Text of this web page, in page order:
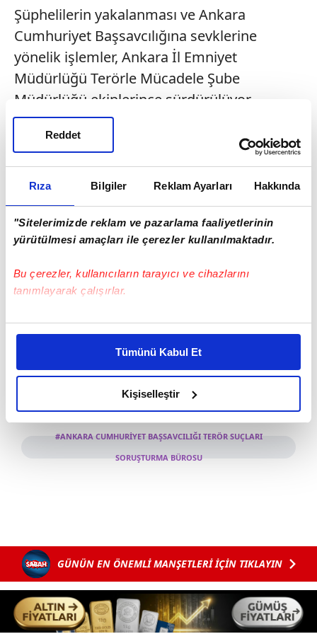
Rıza Bilgiler Reklam Ayarları Hakkında
"Sitelerimizde reklam ve pazarlama faaliyetlerinin
yürütülmesi amaçları ile çerezler kullanılmaktadır.
Bu çerezler, kullanıcıların tarayıcı ve cihazlarını
tanımlayarak çalışırlar.
Bu çerezlere izin vermeniz halinde sizlere özel
daha iyi reklam deneyimi yaşatabiliriz. Bunu yaparken
amacımızın size daha iyi bir reklam deneyimi sunmak
olduğunu ve sizlere en iyi içerikleri sunabilmek adına
elimizden gelen çabayı gösterdiğimizi ve bu noktada,
reklamların maliyetlerimizi karşılamak noktasında tek gelir
kalemimiz olduğunu sizlere hatırlatmak isteriz.
Sizlere daha iyi bir hizmet sunabilmek için İnternet
Sitemizde kendimize ve üçüncü kişilere ait çerezler
kullanılmaktadır. Bu çerezler vasıtasıyla çeşitli kişisel
verileriniz işlenmekte olup gerekli olan çerezler bilgi
toplumu hizmetlerinin sunulması amacıyla
kullanılmaktadır. Diğer çerezler, sitemizin daha işlevsel
Tümünü Kabul Et
Kişiselleştir
Reddet
Şüphelilerin yakalanması ve Ankara
Cumhuriyet Başsavcılığına sevklerine
yönelik işlemler, Ankara İl Emniyet
Müdürlüğü Terörle Mücadele Şube
Müdürlüğü ekiplerince sürdürülüyor.
#ANKARA CUMHURİYET BAŞSAVCILIĞI TERÖR SUÇLARI
SORUŞTURMA BÜROSU
GÜNÜN EN ÖNEMLİ MANŞETLERİ İÇİN TIKLAYIN